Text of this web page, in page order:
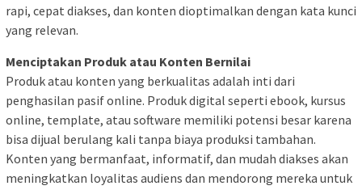
rapi, cepat diakses, dan konten dioptimalkan dengan kata kunci
yang relevan.
Menciptakan Produk atau Konten Bernilai
Produk atau konten yang berkualitas adalah inti dari
penghasilan pasif online. Produk digital seperti ebook, kursus
online, template, atau software memiliki potensi besar karena
bisa dijual berulang kali tanpa biaya produksi tambahan.
Konten yang bermanfaat, informatif, dan mudah diakses akan
meningkatkan loyalitas audiens dan mendorong mereka untuk